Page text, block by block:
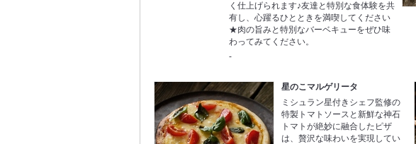
く仕上げられます♪友達と特別な食体験を共
有し、心躍るひとときを満喫してください
★肉の旨みと特別なバーベキューをぜひ味
わってみてください。
-
星のこマルゲリータ
ミシュラン星付きシェフ監修の
特製トマトソースと新鮮な神石
トマトが絶妙に融合したピザ
は、贅沢な味わいを実現してい